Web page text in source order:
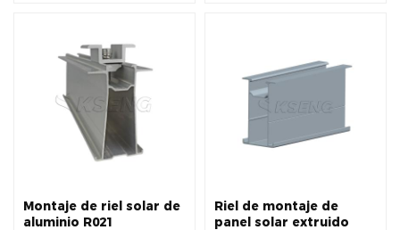
Montaje de riel solar de
aluminio R021
Riel de montaje de
panel solar extruido